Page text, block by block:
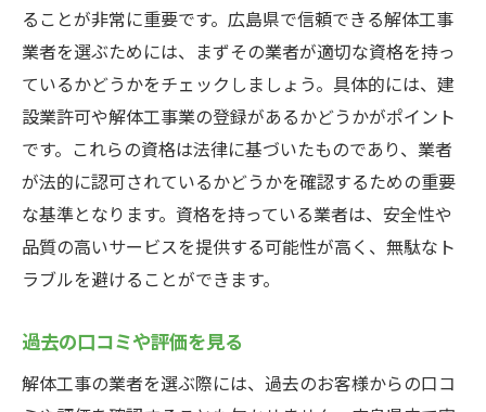
ることが非常に重要です。広島県で信頼できる解体工事
業者を選ぶためには、まずその業者が適切な資格を持っ
ているかどうかをチェックしましょう。具体的には、建
設業許可や解体工事業の登録があるかどうかがポイント
です。これらの資格は法律に基づいたものであり、業者
が法的に認可されているかどうかを確認するための重要
な基準となります。資格を持っている業者は、安全性や
品質の高いサービスを提供する可能性が高く、無駄なト
ラブルを避けることができます。
過去の口コミや評価を見る
解体工事の業者を選ぶ際には、過去のお客様からの口コ